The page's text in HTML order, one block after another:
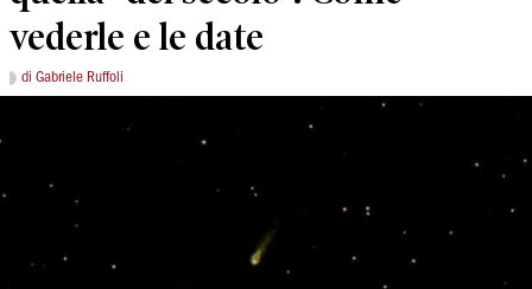
vederle e le date
di Gabriele Ruffoli